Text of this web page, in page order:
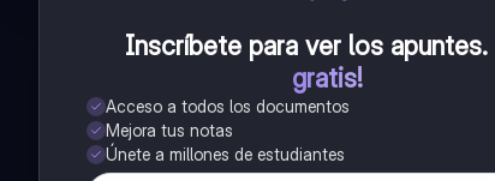
Inscríbete para ver los apuntes.
gratis!
Acceso a todos los documentos
Mejora tus notas
Únete a millones de estudiantes